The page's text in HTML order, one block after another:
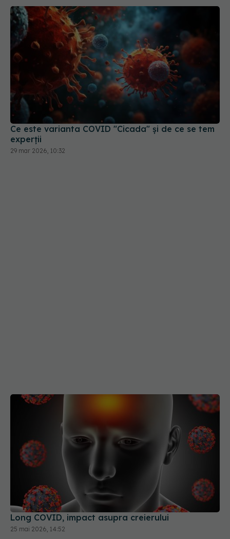
Ce este varianta COVID "Cicada" și de ce se tem
29 mar 2026, 10:32
Long COVID, impact asupra creierului
25 mai 2026, 14:52